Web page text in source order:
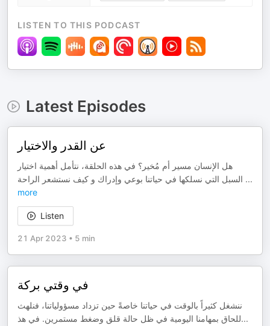
LISTEN TO THIS PODCAST
Latest Episodes
عن القدر والاختيار
هل الإنسان مسير أم مُخير؟ في هذه الحلقة، نتأمل أهمية اختيار
...
more
Listen
21 Apr 2023 • 5 min
في وقتي بركة
ننشغل كثيراً بالوقت في حياتنا خاصةً حين تزداد مسؤولياتنا، فنلهث
للحاق بمهامنا اليومية في ظل حالة قلق وضغط مستمرين. في هذ...